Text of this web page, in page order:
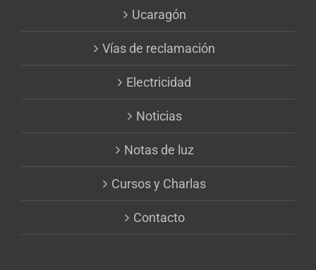
Ucaragón
Vías de reclamación
Electricidad
Noticias
Notas de luz
Cursos y Charlas
Contacto